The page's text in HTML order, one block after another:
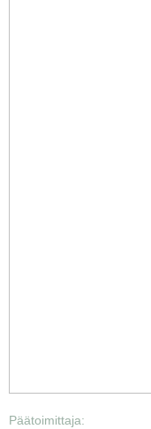
Päätoimittaja: